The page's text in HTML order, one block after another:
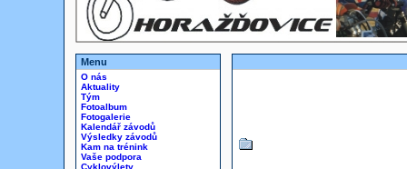
Menu
O nás
Aktuality
Tým
Fotoalbum
Fotogalerie
Kalendář závodů
Výsledky závodů
Kam na trénink
Vaše podpora
Cyklovýlety